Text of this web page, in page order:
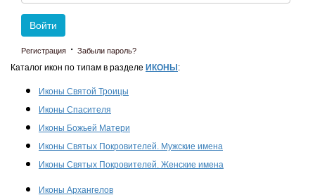
Войти
Регистрация · Забыли пароль?
Каталог икон по типам в разделе ИКОНЫ :
Иконы Святой Троицы
Иконы Спасителя
Иконы Божьей Матери
Иконы Святых Покровителей. Мужские имена
Иконы Святых Покровителей. Женские имена
Иконы Архангелов